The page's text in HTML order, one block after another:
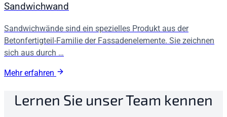
Sandwichwand
Sandwichwände sind ein spezielles Produkt aus der
Betonfertigteil-Familie der Fassadenelemente. Sie zeichnen
sich aus durch …
Mehr erfahren
Lernen Sie unser Team kennen